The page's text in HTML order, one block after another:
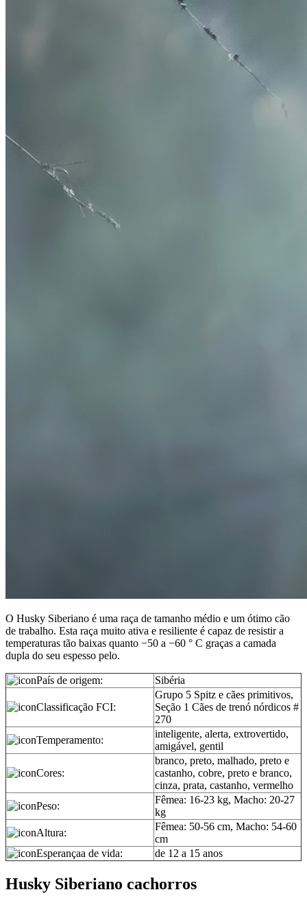
O Husky Siberiano é uma raça de tamanho médio e um ótimo cão
de trabalho. Esta raça muito ativa e resiliente é capaz de resistir a
temperaturas tão baixas quanto −50 a −60 ° C graças a camada
dupla do seu espesso pelo.
País de origem: Sibéria
Classificação FCI:
Grupo 5 Spitz e cães primitivos,
Seção 1 Cães de trenó nórdicos #
270
Temperamento:
inteligente, alerta, extrovertido,
amigável, gentil
Cores:
branco, preto, malhado, preto e
castanho, cobre, preto e branco,
cinza, prata, castanho, vermelho
Peso:
Fêmea: 16-23 kg, Macho: 20-27
kg
Altura:
Fêmea: 50-56 cm, Macho: 54-60
cm
Esperançaa de vida:
de 12 a 15 anos
Husky Siberiano cachorros